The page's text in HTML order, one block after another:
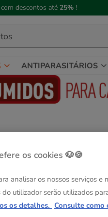
com descontos até 25% !
ANTIPARASITÁRIOS
os cookies 🐶🍪
analisar os nossos serviços e
utilizador serão utilizados
os detalhes. Consulte como